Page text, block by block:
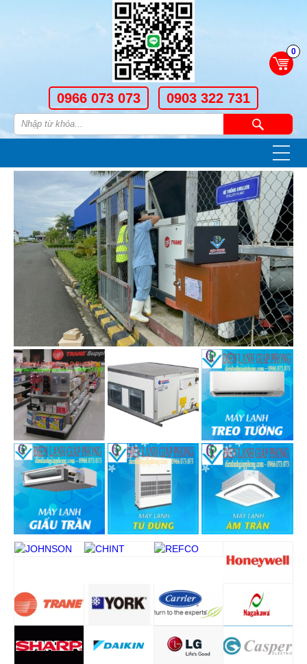
0
0966 073 073 0903 322 731
—
—
—